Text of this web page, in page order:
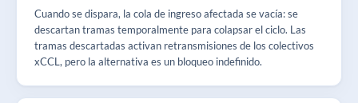
Cuando se dispara, la cola de ingreso afectada se vacía: se
descartan tramas temporalmente para colapsar el ciclo. Las
tramas descartadas activan retransmisiones de los colectivos
xCCL, pero la alternativa es un bloqueo indefinido.